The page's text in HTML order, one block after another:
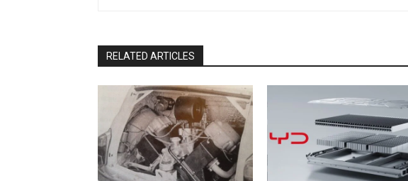
RELATED ARTICLES